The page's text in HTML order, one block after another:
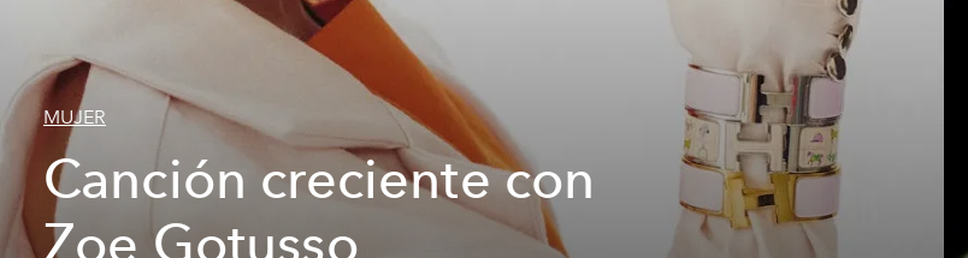
MUJER
Canción creciente con
Zoe Gotusso